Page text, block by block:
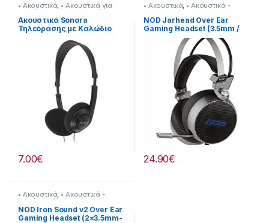
• Ακουστικά, • Ακουστικά για
Τηλεόραση , Εικόνα &
Ήχος
Ακουστικά Sonora
Τηλεόρασης με Καλώδιο
7.00€
• Ακουστικά, • Ακουστικά -
Nod
NOD Jarhead Over Ear
Gaming Headset (3.5mm /
USB / 2×3.5mm)
24.90€
• Ακουστικά, • Ακουστικά -
Headsets Nod
NOD Iron Sound v2 Over Ear
Gaming Headset (2×3.5mm-